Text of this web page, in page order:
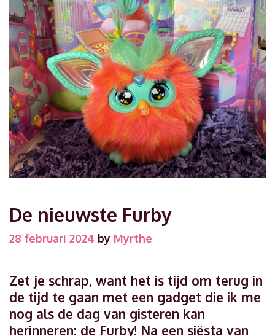
De nieuwste Furby
28 februari 2024 by Myrthe
Zet je schrap, want het is tijd om terug in
de tijd te gaan met een gadget die ik me
nog als de dag van gisteren kan
herinneren: de Furby! Na een siësta van